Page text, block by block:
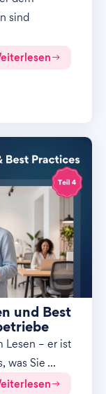
sind
und Best
Lesen – er ist
was Sie ...